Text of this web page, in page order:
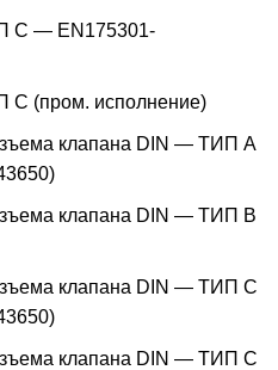
C — EN175301-
C (пром. исполнение)
клапана DIN — ТИП A
клапана DIN — ТИП B
клапана DIN — ТИП C
клапана DIN — ТИП C